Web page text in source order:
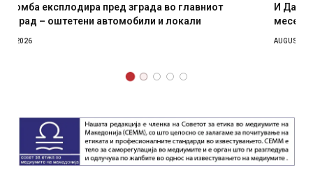
И Данска се милитарилизира – воведува нова 11-
месечна воена
AUGUST 4, 2026